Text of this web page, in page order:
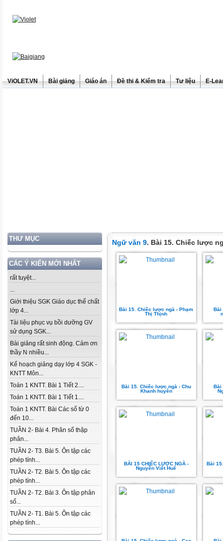
ViOLET.VN Bài giảng Giáo án Đề thi & Kiểm tra Tư liệu E-
THƯ MỤC
CÁC Ý KIẾN MỚI NHẤT
rất tuyệt...
...
Giới thiệu SGK Giáo dục thể chất
lớp 4...
Tài liệu phục vụ bồi dưỡng GV
sử dụng SGK...
Bài giảng rất sinh động. Cảm ơn
thầy N nhiều...
Kế hoạch giảng dạy lớp 4 SGK -
KNTT Môn...
Toán 1 KNTT. Bài 1 Tiết 2....
Toán 1 KNTT. Bài 1 Tiết 1....
Toán 1 KNTT. Bài Các số từ 0
đến 10...
TUẦN 2- Bài 4. Phân số thập
phân...
TUẦN 2- T3. Bài 5. Ôn tập các
phép tính...
TUẦN 2- T2. Bài 5. Ôn tập các
phép tính...
TUẦN 2- T2. Bài 3. Ôn tập phân
số...
TUẦN 2- T1. Bài 5. Ôn tập các
phép tính...
Ngữ văn 9. Bài 15. Chiếc lược
Bài 15. Chiếc lược ngà - Phạm
Thị Thịnh
Bài
Bài 15. Chiếc lược ngà - Chu
Khanh huyền
Bài
BÀI 15 CHIẾC LƯỢC NGÀ -
Nguyễn Viết Huế
Bài